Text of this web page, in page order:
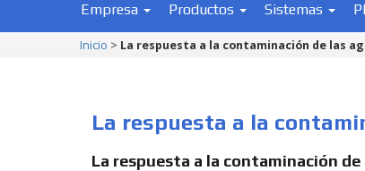
Empresa Productos Sistemas
Inicio > La respuesta a la contaminación de las
La respuesta a la
La respuesta a la contaminación de